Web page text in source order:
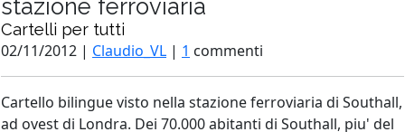
stazione ferroviaria
Cartelli per tutti
02/11/2012 | Claudio_VL | 1 commenti
Cartello bilingue visto nella stazione ferroviaria di Southall,
ad ovest di Londra. Dei 70.000 abitanti di Southall, piu' del